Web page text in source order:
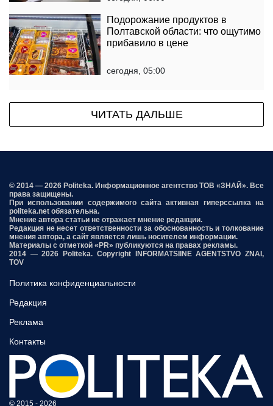
Подорожание продуктов в
Полтавской области: что ощутимо
прибавило в цене
сегодня, 05:00
ЧИТАТЬ ДАЛЬШЕ
© 2014 — 2026 Politeka. Информационное агентство ТОВ «ЗНАЙ». Все
права защищены.
При использовании содержимого сайта активная гиперссылка на
politeka.net обязательна.
Мнение автора статьи не отражает мнение редакции.
Редакция не несет ответственности за обоснованность и толкование
мнения автора, а сайт является лишь носителем информации.
Материалы с отметкой «PR» публикуются на правах рекламы.
2014 — 2026 Politeka. Copyright INFORMATSIINE AGENTSTVO ZNAI,
TOV
Политика конфиденциальности
Редакция
Реклама
Контакты
© 2015 - 2026